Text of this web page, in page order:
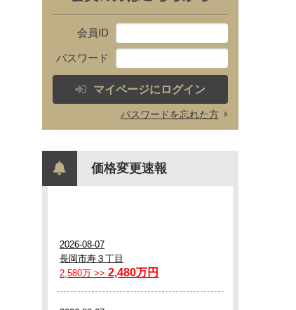
会員ID
パスワード
マイページにログイン
パスワードを忘れた方
価格変更速報